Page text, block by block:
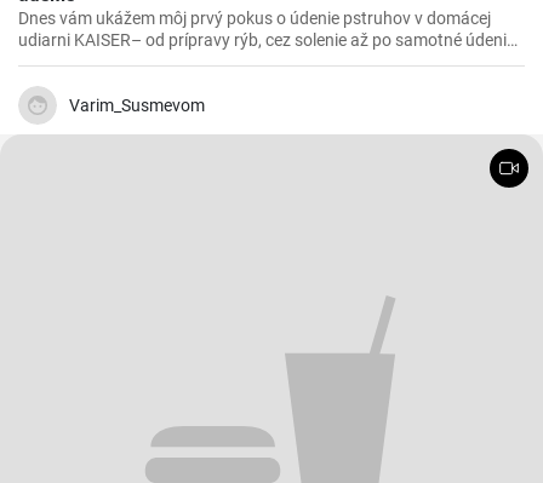
Dnes vám ukážem môj prvý pokus o údenie pstruhov v domácej
udiarni KAISER– od prípravy rýb, cez solenie až po samotné údenie.
Ak máte radi domáce údené ryby, tento postup vám ukáže, ako si
pripraviť krásne zlatisté a chutné pstruhy priamo doma.
Varim_Susmevom